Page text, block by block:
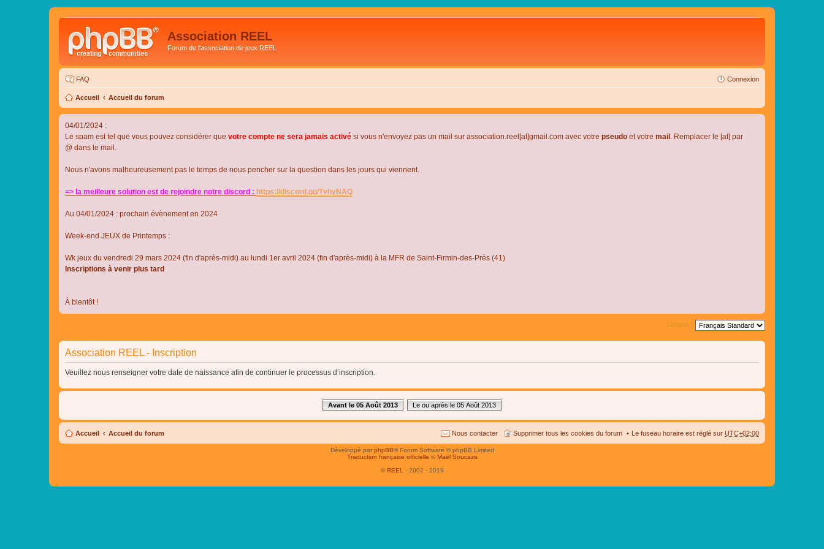
Association REEL
Forum de l'association de jeux REEL
FAQ Connexion
Accueil Accueil du forum
04/01/2024 :
Le spam est tel que vous pouvez considérer que votre compte ne sera jamais activé si vous n'envoyez pas un mail sur association.reel[at]gmail.com avec votre pseudo et votre mail . Remplacer le [at] par
@ dans le mail.
Nous n'avons malheureusement pas le temps de nous pencher sur la question dans les jours qui viennent.
=> la meilleure solution est de rejoindre notre discord : https://discord.gg/TvhyNAQ
Au 04/01/2024 : prochain évènement en 2024
Week-end JEUX de Printemps :
Wk jeux du vendredi 29 mars 2024 (fin d'après-midi) au lundi 1er avril 2024 (fin d'après-midi) à la MFR de Saint-Firmin-des-Près (41)
Inscriptions à venir plus tard
À bientôt !
Langue :
Association REEL - Inscription
Veuillez nous renseigner votre date de naissance afin de continuer le processus d’inscription.
Avant le 05 Août 2013 Le ou après le 05 Août 2013
Accueil Accueil du forum Le fuseau horaire est réglé sur UTC+02:00
Supprimer tous les cookies du forum
Nous contacter
Développé parphpBB® Forum Software © phpBB Limited
Traduction française officielle © Maël Soucaze
© REEL - 2002 - 2019